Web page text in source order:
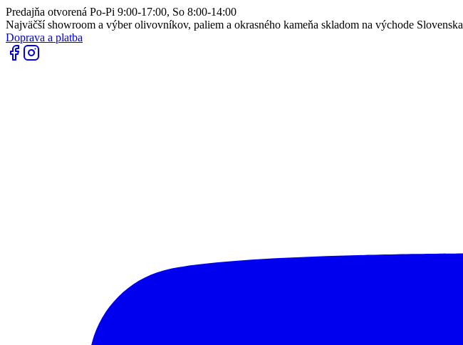
Predajňa otvorená Po-Pi 9:00-17:00, So 8:00-14:00
Najväčší showroom a výber olivovníkov, paliem a okrasného kameňa skladom na východe Slovenska
Doprava a platba